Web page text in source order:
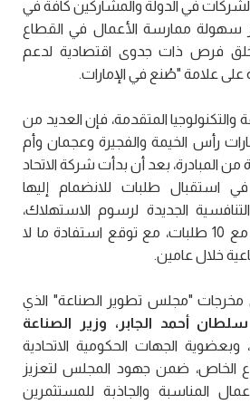
في الدولة والمشاركين كافة في
سهولة ممارسة الأعمال في القطاع
فرص ذات جدوى اقتصادية لدعم
على علامة "صُنع في الإمارات.
والتكنولوجيا المتقدمة، فإن العديد من
رأس الخيمة والفجيرة وعجمان وأم
المبادرة، بعد أن بدأت شركة الاتحاد
في استقبال طلبات للانضمام إليها
الجديدة لرسوم الاستهلاك،
حيث يجري حالياً التعامل مع 10 طلبات، مع توقع استفادة ما لا
مخرجات "مجلس تطوير الصناعة" الذي
أحمد الجابر، وزير الصناعة
، وبعضوية الجهات الحكومية الاتحادية
الخاص، ضمن جهود المجلس لتعزيز
المناسبة والجاذبة للمستثمرين